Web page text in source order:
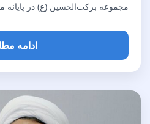
مجموعه برکت‌الحسین (ع) در پایانه
ادامه